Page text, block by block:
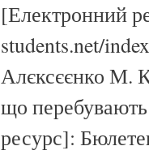
[Електронний
students.net/
Алєксєєнко М.
що
ресурс]: